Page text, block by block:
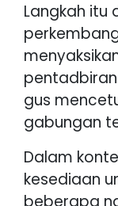
Langkah itu
pentadbiran
gus
gabungan
Dalam
kesediaan
beberapa